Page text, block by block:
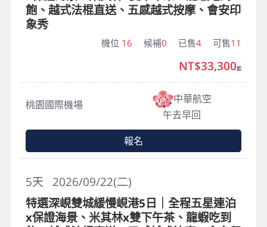
飽、越式法棍直送、五感越式按摩、會安印
象秀
機位 16 候補0 已售4 可售11
桃園國際機場
中華航空
午去早回
NT$33,300起
報名
2026/09/22(二)
5天
特選深峴雙城緩慢峴港5日｜全程五星連泊
x保證海景、米其林x雙下午茶、龍蝦吃到